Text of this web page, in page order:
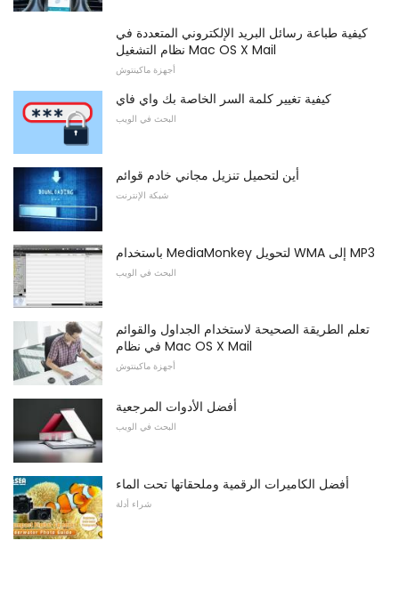
كيفية طباعة رسائل البريد الإلكتروني المتعددة في
نظام التشغيل Mac OS X Mail
أجهزة ماكينتوش
كيفية تغيير كلمة السر الخاصة بك واي فاي
البحث في الويب
أين لتحميل تنزيل مجاني خادم قوائم
شبكة الإنترنت
باستخدام MediaMonkey لتحويل WMA إلى MP3
البحث في الويب
تعلم الطريقة الصحيحة لاستخدام الجداول والقوائم
في نظام Mac OS X Mail
أجهزة ماكينتوش
أفضل الأدوات المرجعية
البحث في الويب
أفضل الكاميرات الرقمية وملحقاتها تحت الماء
شراء أدلة